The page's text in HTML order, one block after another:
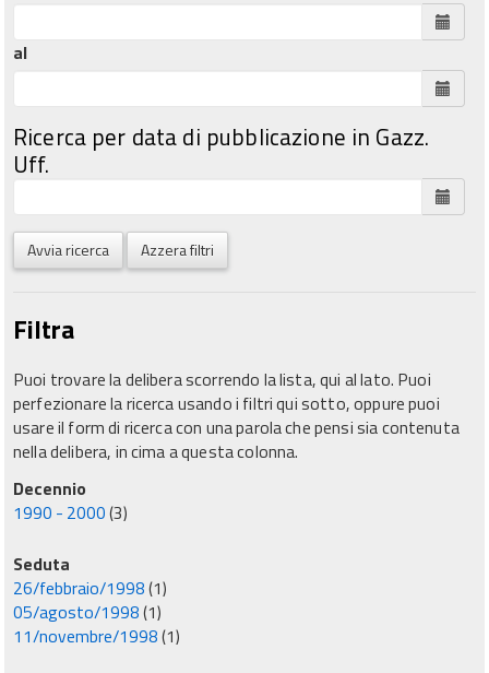
al
Ricerca per data di pubblicazione in Gazz.
Uff.
Avvia ricerca Azzera filtri
Filtra
Puoi trovare la delibera scorrendo la lista, qui al lato. Puoi
perfezionare la ricerca usando i filtri qui sotto, oppure puoi
usare il form di ricerca con una parola che pensi sia contenuta
nella delibera, in cima a questa colonna.
Decennio
1990 - 2000(3)
Seduta
26/febbraio/1998(1)
05/agosto/1998(1)
11/novembre/1998(1)